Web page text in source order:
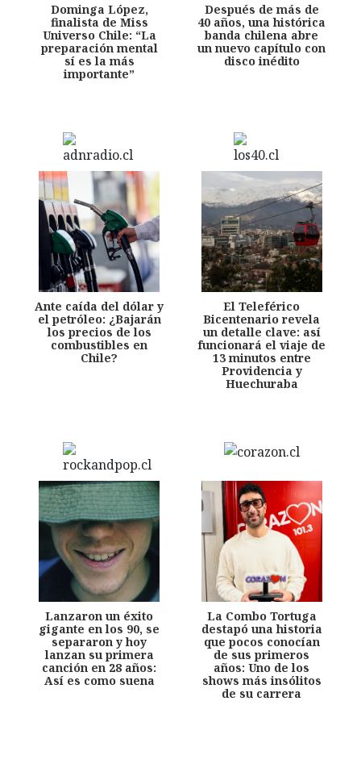
Dominga López,
finalista de Miss
Universo Chile: “La
preparación mental
sí es la más
importante”
Después de más de
40 años, una histórica
banda chilena abre
un nuevo capítulo con
disco inédito
Ante caída del dólar y
el petróleo: ¿Bajarán
los precios de los
combustibles en
Chile?
El Teleférico
Bicentenario revela
un detalle clave: así
funcionará el viaje de
13 minutos entre
Providencia y
Huechuraba
Lanzaron un éxito
gigante en los 90, se
separaron y hoy
lanzan su primera
canción en 28 años:
Así es como suena
La Combo Tortuga
destapó una historia
que pocos conocían
de sus primeros
años: Uno de los
shows más insólitos
de su carrera